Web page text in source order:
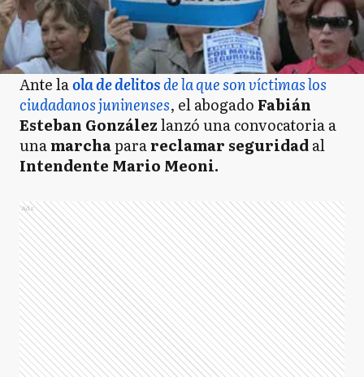
Ante laola de delitosde la que son víctimas los
ciudadanos juninenses, el abogado Fabián
Esteban Gonzálezlanzó una convocatoria a
unamarchaparareclamar seguridadal
Intendente Mario Meoni.
Ads